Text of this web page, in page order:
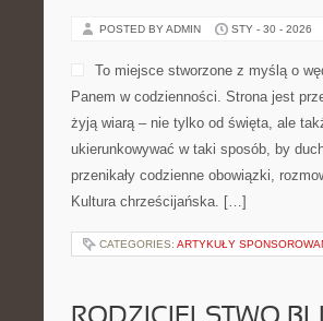
POSTED BY ADMIN STY - 30 - 2026
To miejsce stworzone z myślą o
Panem w codzienności. Strona jest
żyją wiarą – nie tylko od święta, ale
ukierunkowywać w taki sposób, by
przenikały codzienne obowiązki,
Kultura chrześcijańska. […]
CATEGORIES: ARTYKUŁY